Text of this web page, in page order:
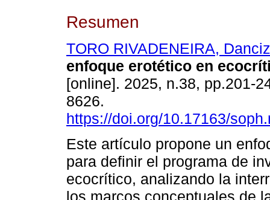
Resumen
TORO RIVADENEIRA,
enfoque erotético en
[online]. 2025, n.38, pp.201-
8626.
https://doi.org/10.17163/
Este artículo propone un
para definir el programa de
ecocrítico, analizando la
los marcos conceptuales de